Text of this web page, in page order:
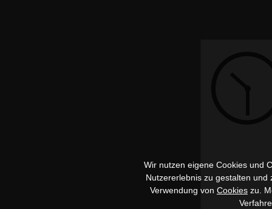
Wir nutzen eigene Cookies und
Nutzererlebnis zu gestalten
Verwendung von Cookies zu.